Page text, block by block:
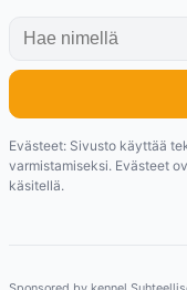
Evästeet: Sivusto käyttää
varmistamiseksi. Evästeet
käsitellä.